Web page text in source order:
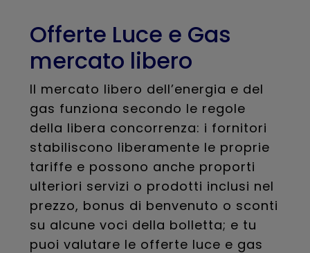
Offerte Luce e Gas
mercato libero
Il mercato libero dell’energia e del
gas funziona secondo le regole
della libera concorrenza: i fornitori
stabiliscono liberamente le proprie
tariffe e possono anche proporti
ulteriori servizi o prodotti inclusi nel
prezzo, bonus di benvenuto o sconti
su alcune voci della bolletta; e tu
puoi valutare le offerte luce e gas